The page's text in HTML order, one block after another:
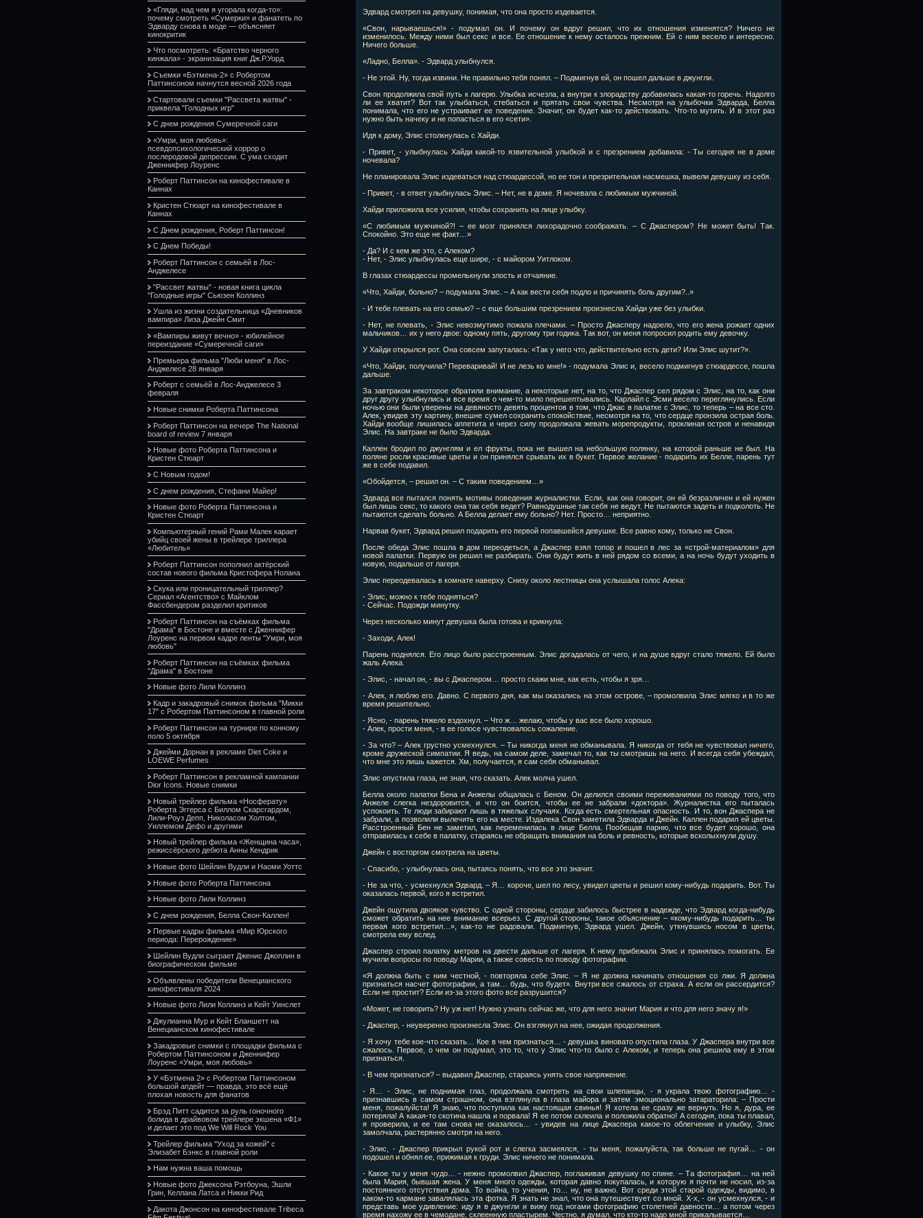
«Гляди, над чем я угорала когда-то»:
почему смотреть «Сумерки» и фанатеть по
Эдварду снова в моде — объясняет
кинокритик
Что посмотреть: «Братство черного
кинжала» - экранизация книг Дж.Р.Уорд
Съемки «Бэтмена-2» с Робертом
Паттинсоном начнутся весной 2026 года
Стартовали съемки "Рассвета жатвы" -
приквела "Голодных игр"
С днем рождения Сумеречной саги
«Умри, моя любовь»:
псевдопсихологический хоррор о
послеродовой депрессии. С ума сходит
Дженнифер Лоуренс
Роберт Паттинсон на кинофестивале в
Каннах
Кристен Стюарт на кинофестивале в
Каннах
С Днем рождения, Роберт Паттинсон!
С Днем Победы!
Роберт Паттинсон с семьёй в Лос-
Анджелесе
"Рассвет жатвы" - новая книга цикла
"Голодные игры" Сьюзен Коллинз
Ушла из жизни создательница «Дневников
вампира» Лиза Джейн Смит
«Вампиры живут вечно» - юбилейное
переиздание «Сумеречной саги»
Премьера фильма "Люби меня" в Лос-
Анджелесе 28 января
Роберт с семьёй в Лос-Анджелесе 3
февраля
Новые снимки Роберта Паттинсона
Роберт Паттинсон на вечере The National
board of review 7 января
Новые фото Роберта Паттинсона и
Кристен Стюарт
С Новым годом!
С днем рождения, Стефани Майер!
Новые фото Роберта Паттинсона и
Кристен Стюарт
Компьютерный гений Рами Малек карает
убийц своей жены в трейлере триллера
«Любитель»
Роберт Паттинсон пополнил актёрский
состав нового фильма Кристофера Нолана
Скука или проницательный триллер?
Сериал «Агентство» с Майклом
Фассбендером разделил критиков
Роберт Паттинсон на съёмках фильма
"Драма" в Бостоне и вместе с Дженнифер
Лоуренс на первом кадре ленты "Умри, моя
любовь"
Роберт Паттинсон на съёмках фильма
"Драма" в Бостоне
Новые фото Лили Коллинз
Кадр и закадровый снимок фильма "Микки
17" с Робертом Паттинсоном в главной роли
Роберт Паттинсон на турнире по конному
поло 5 октября
Джейми Дорнан в рекламе Diet Coke и
LOEWE Perfumes
Роберт Паттинсон в рекламной кампании
Dior Icons. Новые снимки
Новый трейлер фильма «Носферату»
Роберта Эггерса с Биллом Скарсгардом,
Лили-Роуз Депп, Николасом Холтом,
Уиллемом Дефо и другими
Новый трейлер фильма «Женщина часа»,
режиссёрского дебюта Анны Кендрик
Новые фото Шейлин Вудли и Наоми Уоттс
Новые фото Роберта Паттинсона
Новые фото Лили Коллинз
С днем рождения, Белла Свон-Каллен!
Первые кадры фильма «Мир Юрского
периода: Перерождение»
Шейлин Вудли сыграет Дженис Джоплин в
биографическом фильме
Объявлены победители Венецианского
кинофестиваля 2024
Новые фото Лили Коллинз и Кейт Уинслет
Джулианна Мур и Кейт Бланшетт на
Венецианском кинофестивале
Закадровые снимки с площадки фильма с
Робертом Паттинсоном и Дженнифер
Лоуренс «Умри, моя любовь»
У «Бэтмена 2» с Робертом Паттинсоном
большой апдейт — правда, это всё ещё
плохая новость для фанатов
Брэд Питт садится за руль гоночного
болида в драйвовом трейлере экшена «Ф1»
и делает это под We Will Rock You
Трейлер фильма "Уход за кожей" с
Элизабет Бэнкс в главной роли
Нам нужна ваша помощь
Новые фото Джексона Рэтбоуна, Эшли
Грин, Келлана Латса и Никки Рид
Дакота Джонсон на кинофестивале Tribeca
Эдвард смотрел на девушку, понимая, что она просто издевается.
«Свон, нарываешься!» - подумал он. И почему он вдруг решил, что их отношения изменятся? Ничего не
изменилось. Между ними был секс и все. Ее отношение к нему осталось прежним. Ей с ним весело и интересно.
Ничего больше.
«Ладно, Белла». - Эдвард улыбнулся.
- Не этой. Ну, тогда извини. Не правильно тебя понял. – Подмигнув ей, он пошел дальше в джунгли.
Свон продолжила свой путь к лагерю. Улыбка исчезла, а внутри к злорадству добавилась какая-то горечь. Надолго
ли ее хватит? Вот так улыбаться, стебаться и прятать свои чувства. Несмотря на улыбочки Эдварда, Белла
понимала, что его не устраивает ее поведение. Значит, он будет как-то действовать. Что-то мутить. И в этот раз
нужно быть начеку и не попасться в его «сети».
Идя к дому, Элис столкнулась с Хайди.
- Привет, - улыбнулась Хайди какой-то язвительной улыбкой и с презрением добавила: - Ты сегодня не в доме
ночевала?
Не планировала Элис издеваться над стюардессой, но ее тон и презрительная насмешка, вывели девушку из себя.
- Привет, - в ответ улыбнулась Элис. – Нет, не в доме. Я ночевала с любимым мужчиной.
Хайди приложила все усилия, чтобы сохранить на лице улыбку.
«С любимым мужчиной?! – ее мозг принялся лихорадочно соображать. – С Джаспером? Не может быть! Так.
Спокойно. Это еще не факт…»
- Да? И с кем же это, с Алеком?
- Нет, - Элис улыбнулась еще шире, - с майором Уитлоком.
В глазах стюардессы промелькнули злость и отчаяние.
«Что, Хайди, больно? – подумала Элис. – А как вести себя подло и причинять боль другим?..»
- И тебе плевать на его семью? – с еще большим презрением произнесла Хайди уже без улыбки.
- Нет, не плевать, - Элис невозмутимо пожала плечами. – Просто Джасперу надоело, что его жена рожает одних
мальчиков… их у него двое: одному пять, другому три годика. Так вот, он меня попросил родить ему девочку.
У Хайди открылся рот. Она совсем запуталась: «Так у него что, действительно есть дети? Или Элис шутит?».
«Что, Хайди, получила? Переваривай! И не лезь ко мне!» - подумала Элис и, весело подмигнув стюардессе, пошла
дальше.
За завтраком некоторое обратили внимание, а некоторые нет, на то, что Джаспер сел рядом с Элис, на то, как они
друг другу улыбнулись и все время о чем-то мило перешептывались. Карлайл с Эсми весело переглянулись. Если
ночью они были уверены на девяносто девять процентов в том, что Джас в палатке с Элис, то теперь – на все сто.
Алек, увидев эту картину, внешне сумел сохранить спокойствие, несмотря на то, что сердце пронзила острая боль.
Хайди вообще лишилась аппетита и через силу продолжала жевать морепродукты, проклиная остров и ненавидя
Элис. На завтраке не было Эдварда.
Каллен бродил по джунглям и ел фрукты, пока не вышел на небольшую полянку, на которой раньше не был. На
поляне росли красивые цветы и он принялся срывать их в букет. Первое желание - подарить их Белле, парень тут
же в себе подавил.
«Обойдется, – решил он. – С таким поведением…»
Эдвард все пытался понять мотивы поведения журналистки. Если, как она говорит, он ей безразличен и ей нужен
был лишь секс, то какого она так себя ведет? Равнодушные так себя не ведут. Не пытаются задеть и подколоть. Не
пытаются сделать больно. А Белла делает ему больно? Нет. Просто… неприятно.
Нарвав букет, Эдвард решил подарить его первой попавшейся девушке. Все равно кому, только не Свон.
После обеда Элис пошла в дом переодеться, а Джаспер взял топор и пошел в лес за «строй-материалом» для
новой палатки. Первую он решил не разбирать. Они будут жить в ней рядом со всеми, а на ночь будут уходить в
новую, подальше от лагеря.
Элис переодевалась в комнате наверху. Снизу около лестницы она услышала голос Алека:
- Элис, можно к тебе подняться?
- Сейчас. Подожди минутку.
Через несколько минут девушка была готова и крикнула:
- Заходи, Алек!
Парень поднялся. Его лицо было расстроенным. Элис догадалась от чего, и на душе вдруг стало тяжело. Ей было
жаль Алека.
- Элис, - начал он, - вы с Джаспером… просто скажи мне, как есть, чтобы я зря…
- Алек, я люблю его. Давно. С первого дня, как мы оказались на этом острове, – промолвила Элис мягко и в то же
время решительно.
- Ясно, - парень тяжело вздохнул. – Что ж… желаю, чтобы у вас все было хорошо.
- Алек, прости меня, - в ее голосе чувствовалось сожаление.
- За что? – Алек грустно усмехнулся. – Ты никогда меня не обманывала. Я никогда от тебя не чувствовал ничего,
кроме дружеской симпатии. Я ведь, на самом деле, замечал то, как ты смотришь на него. И всегда себя убеждал,
что мне это лишь кажется. Хм, получается, я сам себя обманывал.
Элис опустила глаза, не зная, что сказать. Алек молча ушел.
Белла около палатки Бена и Анжелы общалась с Беном. Он делился своими переживаниями по поводу того, что
Анжеле слегка нездоровится, и что он боится, чтобы ее не забрали «доктора». Журналистка его пыталась
успокоить. Те люди забирают лишь в тяжелых случаях. Когда есть смертельная опасность. И то, вон Джаспера не
забрали, а позволили вылечить его на месте. Издалека Свон заметила Эдварда и Джейн. Каллен подарил ей цветы.
Расстроенный Бен не заметил, как переменилась в лице Белла. Пообещав парню, что все будет хорошо, она
отправилась к себе в палатку, стараясь не обращать внимания на боль и ревность, которые всколыхнули душу.
Джейн с восторгом смотрела на цветы.
- Спасибо, - улыбнулась она, пытаясь понять, что все это значит.
- Не за что, - усмехнулся Эдвард. – Я… короче, шел по лесу, увидел цветы и решил кому-нибудь подарить. Вот. Ты
оказалась первой, кого я встретил.
Джейн ощутила двоякое чувство. С одной стороны, сердце забилось быстрее в надежде, что Эдвард когда-нибудь
сможет обратить на нее внимание всерьез. С другой стороны, такое объяснение – «кому-нибудь подарить… ты
первая кого встретил…», как-то не радовали. Подмигнув, Эдвард ушел. Джейн, уткнувшись носом в цветы,
смотрела ему вслед.
Джаспер строил палатку метров на двести дальше от лагеря. К нему прибежала Элис и принялась помогать. Ее
мучили вопросы по поводу Марии, а также совесть по поводу фотографии.
«Я должна быть с ним честной, - повторяла себе Элис. – Я не должна начинать отношения со лжи. Я должна
признаться насчет фотографии, а там… будь, что будет». Внутри все сжалось от страха. А если он рассердится?
Если не простит? Если из-за этого фото все разрушится?
«Может, не говорить? Ну уж нет! Нужно узнать сейчас же, что для него значит Мария и что для него значу я!»
- Джаспер, - неуверенно произнесла Элис. Он взглянул на нее, ожидая продолжения.
- Я хочу тебе кое-что сказать… Кое в чем признаться… - девушка виновато опустила глаза. У Джаспера внутри все
сжалось. Первое, о чем он подумал, это то, что у Элис что-то было с Алеком, и теперь она решила ему в этом
признаться.
- В чем признаться? – выдавил Джаспер, стараясь унять свое напряжение.
- Я… - Элис, не поднимая глаз, продолжала смотреть на свои шлепанцы, - я украла твою фотографию… -
признавшись в самом страшном, она взглянула в глаза майора и затем эмоционально затараторила: – Прости
меня, пожалуйста! Я знаю, что поступила как настоящая свинья! Я хотела ее сразу же вернуть. Но я, дура, ее
потеряла! А какая-то скотина нашла и порвала! Я ее потом склеила и положила обратно! А сегодня, пока ты плавал,
я проверила, и ее там снова не оказалось… - увидев на лице Джаспера какое-то облегчение и улыбку, Элис
замолчала, растерянно смотря на него.
- Элис, - Джаспер прикрыл рукой рот и слегка засмеялся, - ты меня, пожалуйста, так больше не пугай… - он
подошел и обнял ее, прижимая к груди. Элис ничего не понимала.
- Какое ты у меня чудо… - нежно промолвил Джаспер, поглаживая девушку по спине. – Та фотография… на ней
была Мария, бывшая жена. У меня много одежды, которая давно покупалась, и которую я почти не носил, из-за
постоянного отсутствия дома. То война, то учения, то… ну, не важно. Вот среди этой старой одежды, видимо, в
каком-то кармане завалялась эта фотка. Я знать не знал, что она путешествует со мной. Х-х, - он усмехнулся, - и
представь мое удивление: иду я в джунгли и вижу под ногами фотографию столетней давности… а потом через
время нахожу ее в чемодане, склеенную пластырем. Честно, я думал, что кто-то надо мной прикалывается…